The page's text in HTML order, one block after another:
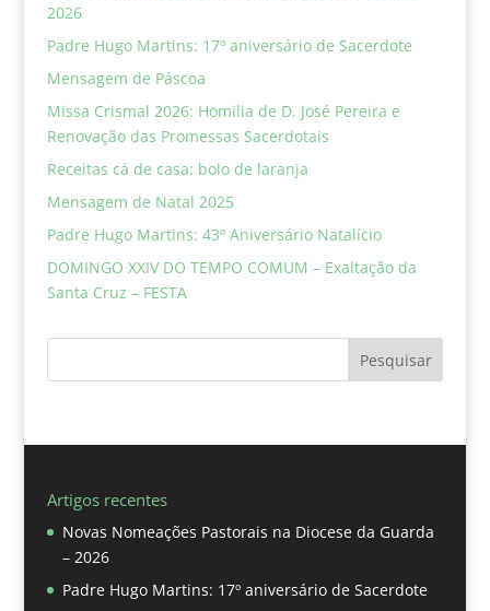
2026
Padre Hugo Martins: 17º aniversário de Sacerdote
Mensagem de Páscoa
Missa Crismal 2026: Homilia de D. José Pereira e
Renovação das Promessas Sacerdotais
Receitas cá de casa: bolo de laranja
Mensagem de Natal 2025
Padre Hugo Martins: 43º Aniversário Natalício
DOMINGO XXIV DO TEMPO COMUM – Exaltação da
Santa Cruz – FESTA
Pesquisar
Artigos recentes
Novas Nomeações Pastorais na Diocese da Guarda
– 2026
Padre Hugo Martins: 17º aniversário de Sacerdote